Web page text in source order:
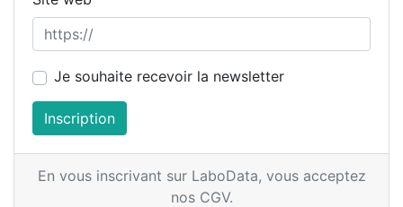
Je souhaite recevoir la newsletter
Inscription
En vous inscrivant sur LaboData, vous acceptez
nos CGV.